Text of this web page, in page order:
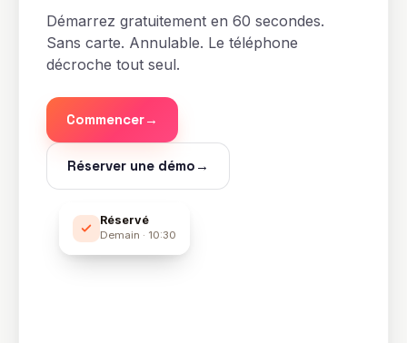
Démarrez gratuitement en 60 secondes.
Sans carte. Annulable. Le téléphone
décroche tout seul.
Commencer→
Réserver une démo →
Réservé
Demain · 10:30